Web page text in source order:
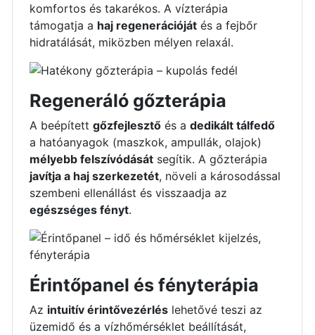
komfortos és takarékos. A vízterápia
támogatja a haj regenerációját és a fejbőr
hidratálását, miközben mélyen relaxál.
Regeneráló gőzterápia
A beépített gőzfejlesztő és a dedikált tálfedő
a hatóanyagok (maszkok, ampullák, olajok)
mélyebb felszívódását segítik. A gőzterápia
javítja a haj szerkezetét, növeli a károsodással
szembeni ellenállást és visszaadja az
egészséges fényt.
Érintőpanel és fényterápia
Az intuitív érintővezérlés lehetővé teszi az
üzemidő és a vízhőmérséklet beállítását,